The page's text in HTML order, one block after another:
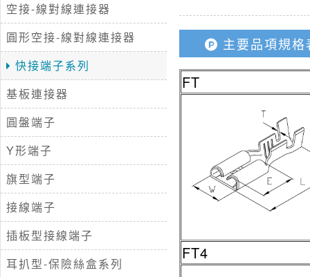
空接-線對線連接器
圓形空接-線對線連接器
快接端子系列
基板連接器
圓盤端子
Y形端子
旗型端子
接線端子
插板型接線端子
耳扒型-保險絲盒系列
主要品項規格
FT
FT4